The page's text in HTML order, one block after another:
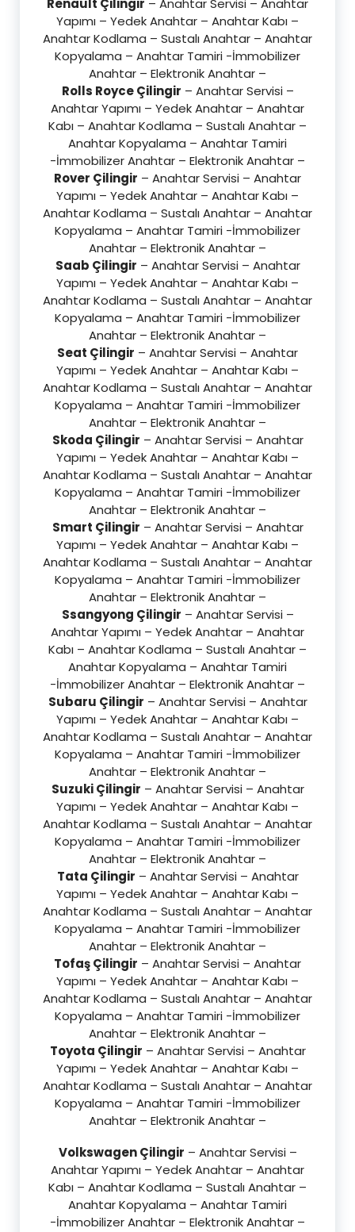
Renault Çilingir – Anahtar Servisi – Anahtar
Yapımı – Yedek Anahtar – Anahtar Kabı –
Anahtar Kodlama – Sustalı Anahtar – Anahtar
Kopyalama – Anahtar Tamiri -İmmobilizer
Anahtar – Elektronik Anahtar –
Rolls Royce Çilingir – Anahtar Servisi –
Anahtar Yapımı – Yedek Anahtar – Anahtar
Kabı – Anahtar Kodlama – Sustalı Anahtar –
Anahtar Kopyalama – Anahtar Tamiri
-İmmobilizer Anahtar – Elektronik Anahtar –
Rover Çilingir – Anahtar Servisi – Anahtar
Yapımı – Yedek Anahtar – Anahtar Kabı –
Anahtar Kodlama – Sustalı Anahtar – Anahtar
Kopyalama – Anahtar Tamiri -İmmobilizer
Anahtar – Elektronik Anahtar –
Saab Çilingir – Anahtar Servisi – Anahtar
Yapımı – Yedek Anahtar – Anahtar Kabı –
Anahtar Kodlama – Sustalı Anahtar – Anahtar
Kopyalama – Anahtar Tamiri -İmmobilizer
Anahtar – Elektronik Anahtar –
Seat Çilingir – Anahtar Servisi – Anahtar
Yapımı – Yedek Anahtar – Anahtar Kabı –
Anahtar Kodlama – Sustalı Anahtar – Anahtar
Kopyalama – Anahtar Tamiri -İmmobilizer
Anahtar – Elektronik Anahtar –
Skoda Çilingir – Anahtar Servisi – Anahtar
Yapımı – Yedek Anahtar – Anahtar Kabı –
Anahtar Kodlama – Sustalı Anahtar – Anahtar
Kopyalama – Anahtar Tamiri -İmmobilizer
Anahtar – Elektronik Anahtar –
Smart Çilingir – Anahtar Servisi – Anahtar
Yapımı – Yedek Anahtar – Anahtar Kabı –
Anahtar Kodlama – Sustalı Anahtar – Anahtar
Kopyalama – Anahtar Tamiri -İmmobilizer
Anahtar – Elektronik Anahtar –
Ssangyong Çilingir – Anahtar Servisi –
Anahtar Yapımı – Yedek Anahtar – Anahtar
Kabı – Anahtar Kodlama – Sustalı Anahtar –
Anahtar Kopyalama – Anahtar Tamiri
-İmmobilizer Anahtar – Elektronik Anahtar –
Subaru Çilingir – Anahtar Servisi – Anahtar
Yapımı – Yedek Anahtar – Anahtar Kabı –
Anahtar Kodlama – Sustalı Anahtar – Anahtar
Kopyalama – Anahtar Tamiri -İmmobilizer
Anahtar – Elektronik Anahtar –
Suzuki Çilingir – Anahtar Servisi – Anahtar
Yapımı – Yedek Anahtar – Anahtar Kabı –
Anahtar Kodlama – Sustalı Anahtar – Anahtar
Kopyalama – Anahtar Tamiri -İmmobilizer
Anahtar – Elektronik Anahtar –
Tata Çilingir – Anahtar Servisi – Anahtar
Yapımı – Yedek Anahtar – Anahtar Kabı –
Anahtar Kodlama – Sustalı Anahtar – Anahtar
Kopyalama – Anahtar Tamiri -İmmobilizer
Anahtar – Elektronik Anahtar –
Tofaş Çilingir – Anahtar Servisi – Anahtar
Yapımı – Yedek Anahtar – Anahtar Kabı –
Anahtar Kodlama – Sustalı Anahtar – Anahtar
Kopyalama – Anahtar Tamiri -İmmobilizer
Anahtar – Elektronik Anahtar –
Toyota Çilingir – Anahtar Servisi – Anahtar
Yapımı – Yedek Anahtar – Anahtar Kabı –
Anahtar Kodlama – Sustalı Anahtar – Anahtar
Kopyalama – Anahtar Tamiri -İmmobilizer
Anahtar – Elektronik Anahtar –
Volkswagen Çilingir – Anahtar Servisi –
Anahtar Yapımı – Yedek Anahtar – Anahtar
Kabı – Anahtar Kodlama – Sustalı Anahtar –
Anahtar Kopyalama – Anahtar Tamiri
-İmmobilizer Anahtar – Elektronik Anahtar –